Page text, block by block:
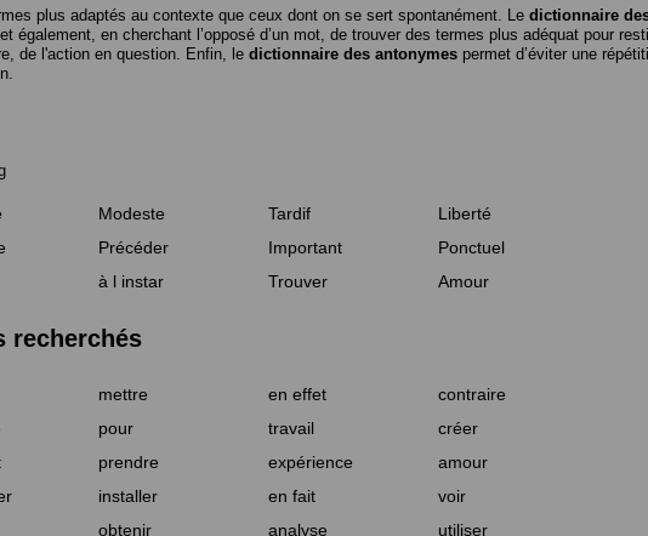
plus adaptés au contexte que ceux dont on se sert spontanément. Le dictionnaire
en cherchant l’opposé d’un mot, de trouver des termes plus adéquat pour
de l'action en question. Enfin, le dictionnaire des antonymes permet d’éviter une
Modeste Tardif
Liberté
Précéder Important
Ponctuel
à l instar Trouver Amour
recherchés
mettre en effet
contraire
pour travail
créer
prendre expérience
amour
installer en fait
voir
obtenir analyse utiliser